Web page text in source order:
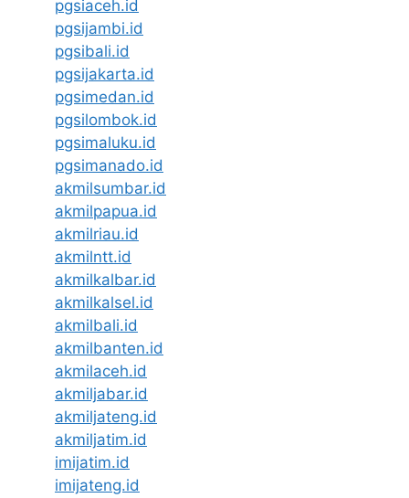
pgsiaceh.id
pgsijambi.id
pgsibali.id
pgsijakarta.id
pgsimedan.id
pgsilombok.id
pgsimaluku.id
pgsimanado.id
akmilsumbar.id
akmilpapua.id
akmilriau.id
akmilntt.id
akmilkalbar.id
akmilkalsel.id
akmilbali.id
akmilbanten.id
akmilaceh.id
akmiljabar.id
akmiljateng.id
akmiljatim.id
imijatim.id
imijateng.id